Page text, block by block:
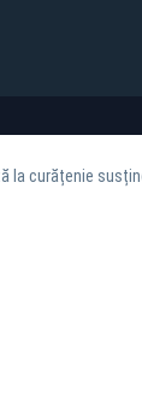
la curățenie